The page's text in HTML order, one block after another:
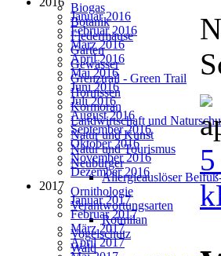
Biogas
Botanik
Fledermäuse
Garten
Gewässer
Grenztrail - Green Trail
Hornissen
Kormoran
Landwirtschaft und
Natur und Kunst
Natur und Tourismus
Neubürger
Allergieauslöser
Ornithologie
Verantwortungsarten
Rotmilan
Vogelschutz
Wald
Januar 2016
Februar 2016
März 2016
April 2016
Mai 2016
Juni 2016
Juli 2016
August 2016
September 2016
Oktober 2016
November 2016
Dezember 2016
2017
Januar 2017
Februar 2017
März 2017
April 2017